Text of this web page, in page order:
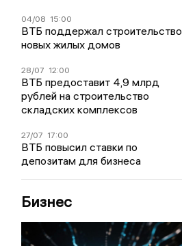
04/08 15:00
ВТБ поддержал строительство
новых жилых домов
28/07 12:00
ВТБ предоставит 4,9 млрд
рублей на строительство
складских комплексов
27/07 17:00
ВТБ повысил ставки по
депозитам для бизнеса
Бизнес